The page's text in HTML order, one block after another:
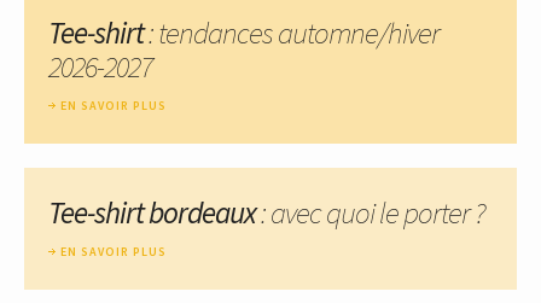
Tee-shirt: tendances automne/hiver
2026-2027
EN SAVOIR PLUS
Tee-shirt bordeaux: avec quoi le porter ?
EN SAVOIR PLUS